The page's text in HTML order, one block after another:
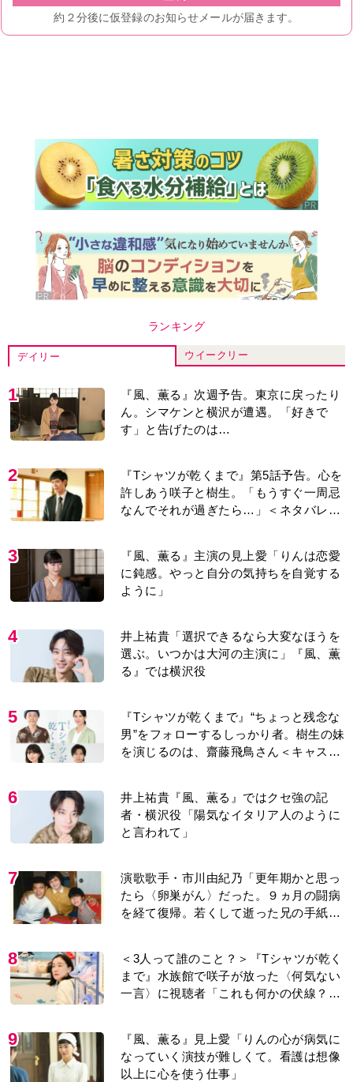
ランキング
デイリー ウイークリー
1
『風、薫る』次週予告。東京に戻ったり
ん。シマケンと横沢が遭遇。「好きで
す」と告げたのは…
2
『Tシャツが乾くまで』第5話予告。心を
許しあう咲子と樹生。「もうすぐ一周忌
なんでそれが過ぎたら…」＜ネタバレあ
3
『風、薫る』主演の見上愛「りんは恋愛
に鈍感。やっと自分の気持ちを自覚する
ように」
4
井上祐貴「選択できるなら大変なほうを
選ぶ。いつかは大河の主演に」『風、薫
る』では横沢役
5
『Tシャツが乾くまで』“ちょっと残念な
男”をフォローするしっかり者。樹生の妹
を演じるのは、齋藤飛鳥さん＜キャスト
6
井上祐貴『風、薫る』ではクセ強の記
者・横沢役「陽気なイタリア人のように
と言われて」
7
演歌歌手・市川由紀乃「更年期かと思っ
たら〈卵巣がん〉だった。９ヵ月の闘病
を経て復帰。若くして逝った兄の手紙を
8
＜3人って誰のこと？＞『Tシャツが乾く
まで』水族館で咲子が放った〈何気ない
一言〉に視聴者「これも何かの伏線？」
9
『風、薫る』見上愛「りんの心が病気に
なっていく演技が難しくて。看護は想像
以上に心を使う仕事」